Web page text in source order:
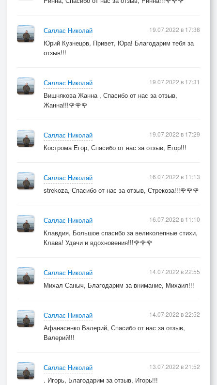
Саллас Николай
Юрий Кузнецов, Привет, Юра! Благодарим тебя за
отзыв!!!
19.07.2022 в 17:38
Саллас Николай
Вишнякова Жанна , Спасибо от нас за отзыв,
Жанна!!!🌹🌹🌹
19.07.2022 в 17:31
Саллас Николай
Кострома Егор, Спасибо от нас за отзыв, Егор!!!
19.07.2022 в 17:29
Саллас Николай
strekoza, Спасибо от нас за отзыв, Стрекоза!!!🌹🌹🌹
16.07.2022 в 11:13
Саллас Николай
Клавдия, Большое спасибо за великолепные стихи,
Клава! Удачи и вдохновения!!!🌹🌹🌹
16.07.2022 в 11:10
Саллас Николай
Михал Саныч, Благодарим за внимание, Михаил!!!
14.07.2022 в 22:55
Саллас Николай
Афанасенко Валерий, Спасибо от нас за отзыв,
Валерий!!!
14.07.2022 в 22:52
Саллас Николай
. Игорь, Благодарим за отзыв, Игорь!!!
13.07.2022 в 21:52